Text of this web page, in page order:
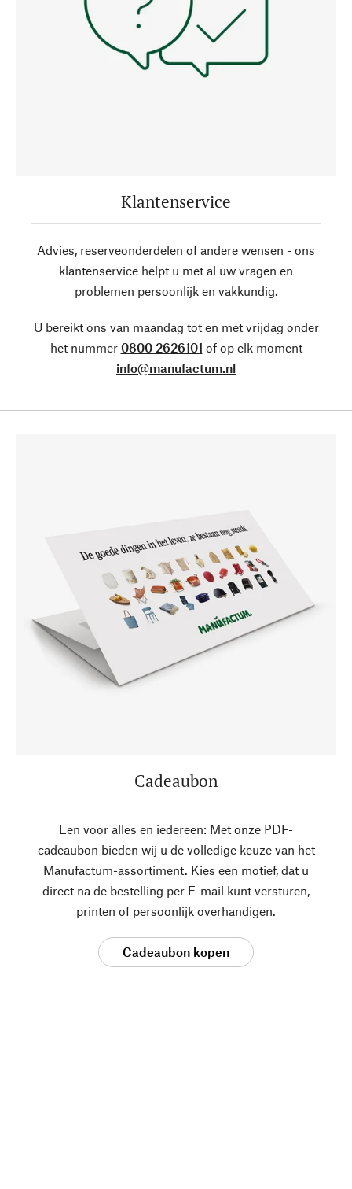
Klantenservice
Advies, reserveonderdelen of andere wensen - ons
klantenservice helpt u met al uw vragen en
problemen persoonlijk en vakkundig.
U bereikt ons van maandag tot en met vrijdag onder
het nummer 0800 2626101 of op elk moment
info@manufactum.nl
Cadeaubon
Een voor alles en iedereen: Met onze PDF-
cadeaubon bieden wij u de volledige keuze van het
Manufactum-assortiment. Kies een motief, dat u
direct na de bestelling per E-mail kunt versturen,
printen of persoonlijk overhandigen.
Cadeaubon kopen